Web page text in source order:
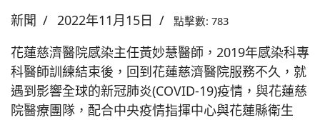
新聞 2022年11月15日 點擊數: 783
花蓮慈濟醫院感染主任黃妙慧醫師，2019年感染科專
科醫師訓練結束後，回到花蓮慈濟醫院服務不久，就
遇到影響全球的新冠肺炎(COVID-19)疫情，與花蓮慈
院醫療團隊，配合中央疫情指揮中心與花蓮縣衛生